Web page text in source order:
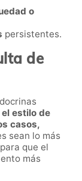
o
persistentes.
de
estilo de
casos,
sean lo más
que el
más